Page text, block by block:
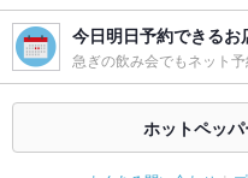
今日明日予約できるお
急ぎの飲み会でもネット予
ホットペッ